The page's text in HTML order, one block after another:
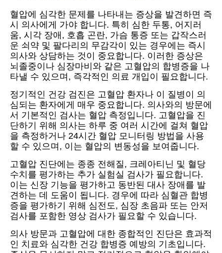
혈압에 심각한 문제를 나타내는 증상을 발견하면 즉
시 의사에게 가야 합니다. 특히 심한 두통, 어지러
움, 시각 장애, 호흡 곤란, 가슴 통증 또는 갑작스러
운 쇠약 및 팔다리의 무감각이 있는 경우에는 즉시
의사와 상담하는 것이 중요합니다. 이러한 증상은
뇌졸중이나 심장마비와 같은 고혈압의 합병증을 나
타낼 수 있으며, 즉각적인 의료 개입이 필요합니다.
정기적인 건강 검진은 고혈압 환자나 이 질병이 의
심되는 환자에게 매우 중요합니다. 의사와의 방문에
서 기본적인 검사는 혈압 측정입니다. 고혈압을 진
단하기 위해 의사는 하루 중 여러 시간에 걸쳐 혈압
을 측정하거나 24시간 혈압 모니터링 방법을 사용
할 수 있으며, 이는 혈압의 변동성을 보여줍니다.
고혈압 진단에는 종종 전해질, 크레아티닌 및 혈당
수치를 평가하는 추가 실험실 검사가 필요합니다.
이는 신장 기능을 평가하고 동반된 대사 장애를 발
견하는 데 도움이 됩니다. 경우에 따라 심혈관 합병
증을 평가하기 위해 심전도, 심장 초음파 또는 안저
검사를 포함한 영상 검사가 필요할 수 있습니다.
의사 방문과 고혈압에 대한 종합적인 진단은 효과적
인 치료와 심각한 건강 합병증 예방의 기초입니다.